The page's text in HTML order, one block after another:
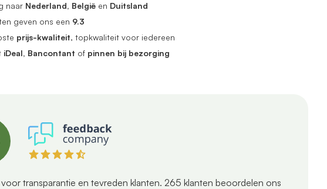
naar Nederland, België en Duitsland
geven ons een 9.3
prijs-kwaliteit, topkwaliteit voor iedereen
iDeal, Bancontant of pinnen bij bezorging
transparantie en tevreden klanten. 265 klanten beoordelen ons